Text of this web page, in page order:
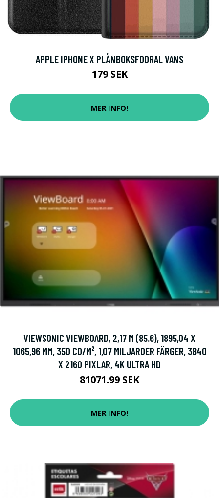
APPLE IPHONE X PLÅNBOKSFODRAL VANS
179 SEK
MER INFO!
VIEWSONIC VIEWBOARD, 2,17 M (85.6), 1895,04 X
1065,96 MM, 350 CD/M², 1,07 MILJARDER FÄRGER, 3840
X 2160 PIXLAR, 4K ULTRA HD
81071.99 SEK
MER INFO!